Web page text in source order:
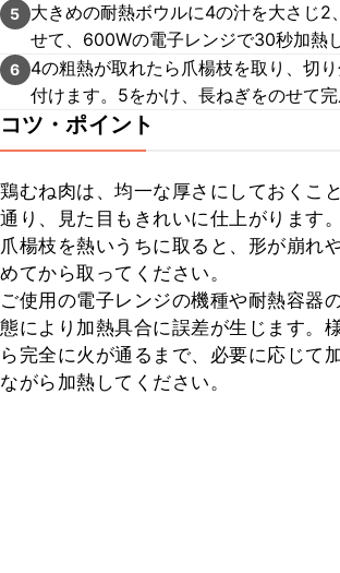
5
大きめの耐熱ボウルに4の汁を大さじ2
せて、600Wの電子レンジで30秒加熱し
6
4の粗熱が取れたら爪楊枝を取り、切
付けます。5をかけ、長ねぎをのせて完
コツ・ポイント
鶏むね肉は、均一な厚さにしておくこ
通り、見た目もきれいに仕上がります。
爪楊枝を熱いうちに取ると、形が崩れ
めてから取ってください。
ご使用の電子レンジの機種や耐熱容器
態により加熱具合に誤差が生じます。
ら完全に火が通るまで、必要に応じて
ながら加熱してください。